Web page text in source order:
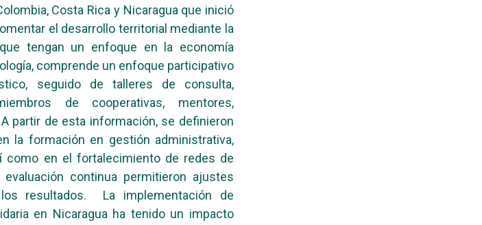
Costa Rica y Nicaragua que inició
el desarrollo territorial mediante la
tengan un enfoque en la economía
comprende un enfoque participativo
seguido de talleres de consulta,
de cooperativas, mentores,
partir de esta información, se definieron
la formación en gestión administrativa,
como en el fortalecimiento de redes de
continua permitieron ajustes
resultados. La implementación de
en Nicaragua ha tenido un impacto